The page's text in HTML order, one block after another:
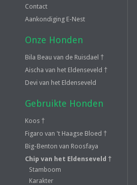
Contact
Aankondiging E-Nest
Onze Honden
Bila Beau van de Ruisdael †
Aischa van het Eldenseveld †
Devi van het Eldenseveld
Gebruikte Honden
Koos †
Figaro van 't Haagse Bloed †
Big-Benton van Roosfaya
Chip van het Eldenseveld †
Stamboom
Karakter